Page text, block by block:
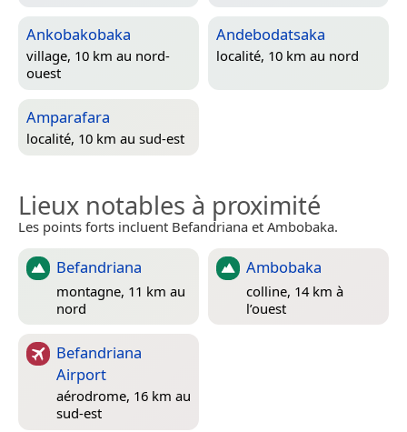
Ankobakobaka
village, 10 km au nord-
ouest
Andebodatsaka
localité, 10 km au nord
Amparafara
localité, 10 km au sud-est
Lieux notables à proximité
Les points forts incluent Befandriana et Ambobaka.
Befandriana
montagne, 11 km au
nord
Ambobaka
colline, 14 km à
l’ouest
Befandriana
Airport
aérodrome, 16 km au
sud-est